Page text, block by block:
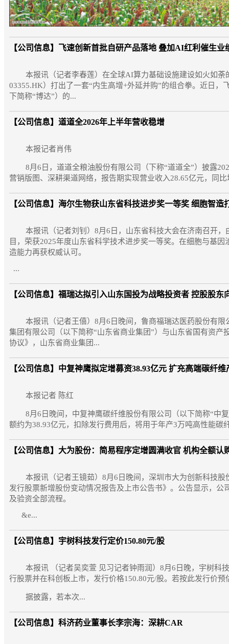
【公司信息】 飞速创新首批自研产品落地 叠加AI红利催生业
本报讯（记者李春莲）在全球AI算力基础设施建设如火如荼
03355.HK）打出了一套“内生高增+外延并购”的组合拳。近日
下简称“博达”）的...
【公司信息】 道道全2026年上半年营收稳增
本报记者肖伟
8月6日，道道全粮油股份有限公司（下称“道道全”）披露
营销版图、深耕渠道网络，报告期实现营业收入28.65亿元，同
【公司信息】 海尔生物获山东省科技进步奖一等奖 细胞智造
本报讯（记者刘钊）8月6日，山东省科技大会在济南召开，
目，荣获2025年度山东省科学技术进步奖一等奖。在细胞与基
造能力再获权威认可。
...
【公司信息】 福瑞达拟引入山东国投为战略投资者 控股股东
本报讯（记者王僖）8月6日晚间，鲁商福瑞达医药股份有限
集团有限公司（以下简称“山东省商业集团”）与山东省国有资
协议》，山东省商业集团...
【公司信息】 中复神鹰拟定增募资38.93亿元 扩充高端碳纤
本报记者 陈红
8月6日晚间，中复神鹰碳纤维股份有限公司（以下简称“中
额约为38.93亿元，扣除发行费用后，将用于年产3万吨高性能
【公司信息】 大为股份：简易程序定增圆满收官 机构全额认
本报讯（记者王镜茹）8月6日晚间，深圳市大为创新科技股
发行股票新增股份变动情况报告及上市公告书》。公告显示，
及验资全部流程。
&e...
【公司信息】 宇树科技发行定价150.80元/股
本报讯 （记者吴奕萱 见习记者钟雨润）8月6日晚，宇树科
行股票并在科创板上市，发行价格150.80元/股。若按此发行价
据披露，若本次...
【公司信息】 科济药业董事长李宗海：深耕CAR